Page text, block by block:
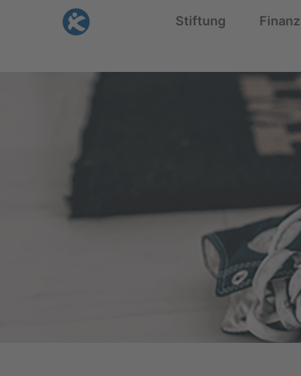
Stiftung